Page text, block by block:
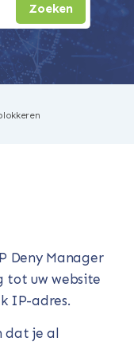
Deny Manager
tot uw website
IP-adres.
je al